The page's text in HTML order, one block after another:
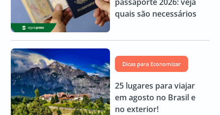
quais são necessários
Dicas para Economizar
25 lugares para viajar
em agosto no Brasil e
no exterior!